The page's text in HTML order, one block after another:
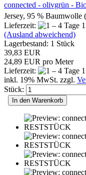
connected - olivgrün -
Jersey, 95 % Baumwolle
Lieferzeit:
(Ausland abweichend)
Lagerbestand: 1 Stück
39,83 EUR
24,89 EUR pro Meter
Lieferzeit:
inkl. 19% MwSt. zzgl.
Stück:
In den Warenkorb